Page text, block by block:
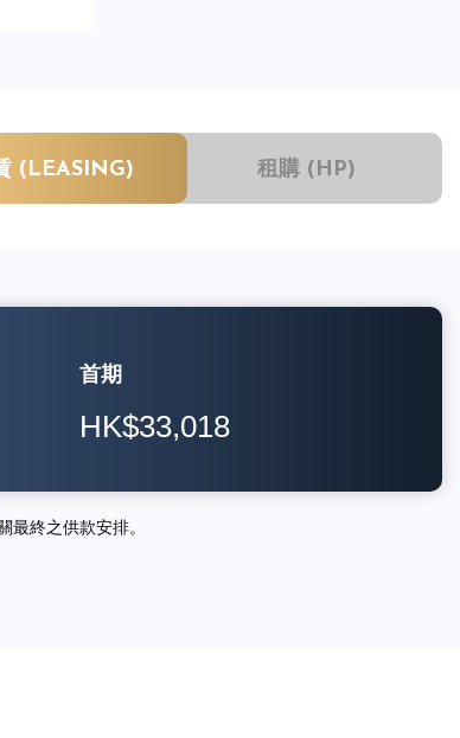
(LEASING) 租購 (HP)
首期
HK$33,018
最終之供款安排。